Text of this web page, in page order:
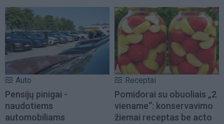
Auto
Pensijų pinigai -
naudotiems
automobiliams
Receptai
Pomidorai su obuoliais „2
viename“: konservavimo
žiemai receptas be acto